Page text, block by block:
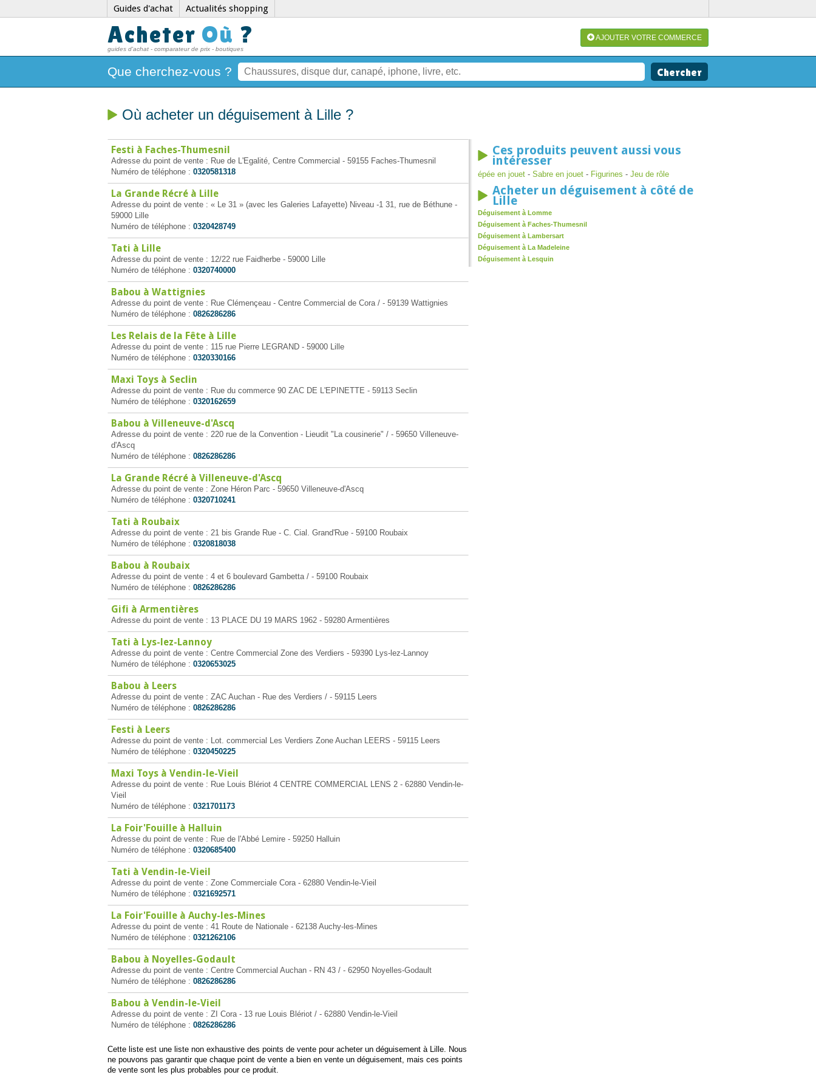
Guides d'achat Actualités shopping
Acheter Où ?
guides d'achat - comparateur de prix - boutiques
AJOUTER VOTRE COMMERCE
Que cherchez-vous ?
Où acheter un déguisement à Lille ?
Festi à Faches-Thumesnil
Adresse du point de vente : Rue de L'Egalité, Centre Commercial - 59155 Faches-Thumesnil
Numéro de téléphone : 0320581318
La Grande Récré à Lille
Adresse du point de vente : « Le 31 » (avec les Galeries Lafayette) Niveau -1 31, rue de Béthune -
59000 Lille
Numéro de téléphone : 0320428749
Tati à Lille
Adresse du point de vente : 12/22 rue Faidherbe - 59000 Lille
Numéro de téléphone : 0320740000
Babou à Wattignies
Adresse du point de vente : Rue Clémençeau - Centre Commercial de Cora / - 59139 Wattignies
Numéro de téléphone : 0826286286
Les Relais de la Fête à Lille
Adresse du point de vente : 115 rue Pierre LEGRAND - 59000 Lille
Numéro de téléphone : 0320330166
Maxi Toys à Seclin
Adresse du point de vente : Rue du commerce 90 ZAC DE L'EPINETTE - 59113 Seclin
Numéro de téléphone : 0320162659
Babou à Villeneuve-d'Ascq
Adresse du point de vente : 220 rue de la Convention - Lieudit "La cousinerie" / - 59650 Villeneuve-
d'Ascq
Numéro de téléphone : 0826286286
La Grande Récré à Villeneuve-d'Ascq
Adresse du point de vente : Zone Héron Parc - 59650 Villeneuve-d'Ascq
Numéro de téléphone : 0320710241
Tati à Roubaix
Adresse du point de vente : 21 bis Grande Rue - C. Cial. Grand'Rue - 59100 Roubaix
Numéro de téléphone : 0320818038
Babou à Roubaix
Adresse du point de vente : 4 et 6 boulevard Gambetta / - 59100 Roubaix
Numéro de téléphone : 0826286286
Gifi à Armentières
Adresse du point de vente : 13 PLACE DU 19 MARS 1962 - 59280 Armentières
Tati à Lys-lez-Lannoy
Adresse du point de vente : Centre Commercial Zone des Verdiers - 59390 Lys-lez-Lannoy
Numéro de téléphone : 0320653025
Babou à Leers
Adresse du point de vente : ZAC Auchan - Rue des Verdiers / - 59115 Leers
Numéro de téléphone : 0826286286
Festi à Leers
Adresse du point de vente : Lot. commercial Les Verdiers Zone Auchan LEERS - 59115 Leers
Numéro de téléphone : 0320450225
Maxi Toys à Vendin-le-Vieil
Adresse du point de vente : Rue Louis Blériot 4 CENTRE COMMERCIAL LENS 2 - 62880 Vendin-le-
Vieil
Numéro de téléphone : 0321701173
La Foir'Fouille à Halluin
Adresse du point de vente : Rue de l'Abbé Lemire - 59250 Halluin
Numéro de téléphone : 0320685400
Tati à Vendin-le-Vieil
Adresse du point de vente : Zone Commerciale Cora - 62880 Vendin-le-Vieil
Numéro de téléphone : 0321692571
La Foir'Fouille à Auchy-les-Mines
Adresse du point de vente : 41 Route de Nationale - 62138 Auchy-les-Mines
Numéro de téléphone : 0321262106
Babou à Noyelles-Godault
Adresse du point de vente : Centre Commercial Auchan - RN 43 / - 62950 Noyelles-Godault
Numéro de téléphone : 0826286286
Babou à Vendin-le-Vieil
Adresse du point de vente : ZI Cora - 13 rue Louis Blériot / - 62880 Vendin-le-Vieil
Numéro de téléphone : 0826286286
Cette liste est une liste non exhaustive des points de vente pour acheter un déguisement à Lille. Nous
ne pouvons pas garantir que chaque point de vente a bien en vente un déguisement, mais ces points
de vente sont les plus probables pour ce produit.
Ces produits peuvent aussi vous
intéresser
épée en jouet - Sabre en jouet - Figurines - Jeu de rôle
Acheter un déguisement à côté de
Lille
Déguisement à Lomme
Déguisement à Faches-Thumesnil
Déguisement à Lambersart
Déguisement à La Madeleine
Déguisement à Lesquin